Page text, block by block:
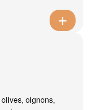
oignons,